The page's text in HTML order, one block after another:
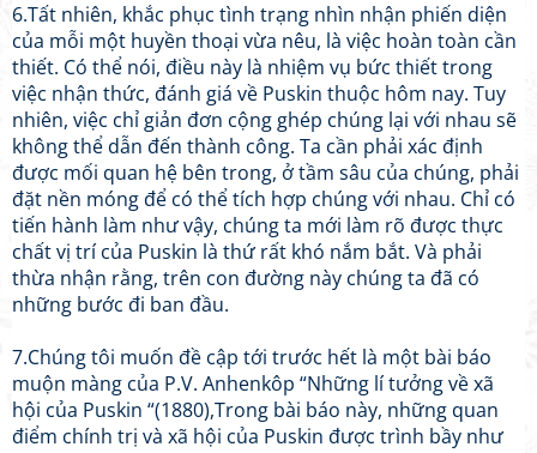
6.Tất nhiên, khắc phục tình trạng nhìn nhận phiến diện
của mỗi một huyền thoại vừa nêu, là việc hoàn toàn cần
thiết. Có thể nói, điều này là nhiệm vụ bức thiết trong
việc nhận thức, đánh giá về Puskin thuộc hôm nay. Tuy
nhiên, việc chỉ giản đơn cộng ghép chúng lại với nhau sẽ
không thể dẫn đến thành công. Ta cần phải xác định
được mối quan hệ bên trong, ở tầm sâu của chúng, phải
đặt nền móng để có thể tích hợp chúng với nhau. Chỉ có
tiến hành làm như vậy, chúng ta mới làm rõ được thực
chất vị trí của Puskin là thứ rất khó nắm bắt. Và phải
thừa nhận rằng, trên con đường này chúng ta đã có
những bước đi ban đầu.
7.Chúng tôi muốn đề cập tới trước hết là một bài báo
muộn màng của P.V. Anhenkôp “Những lí tưởng về xã
hội của Puskin “(1880),Trong bài báo này, những quan
điểm chính trị và xã hội của Puskin được trình bầy như